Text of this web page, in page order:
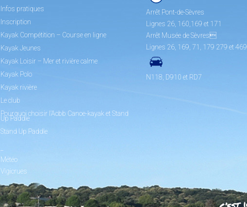
Infos pratiques
Inscription
Kayak Compétition – Course en ligne
Kayak Jeunes
Kayak Loisir – Mer et rivière calme
Kayak Polo
Kayak rivière
Le club
Pourquoi choisir l’Acbb Canoe-kayak et Stand
Up Paddle
Stand Up Paddle
Météo
Vigicrues
Arrêt Pont-de-Sèvres
Lignes 26, 160,169 et 171
Arrêt Musée de Sèvres
Lignes 26, 169, 71, 179 279 et 469
N118, D910 et RD7